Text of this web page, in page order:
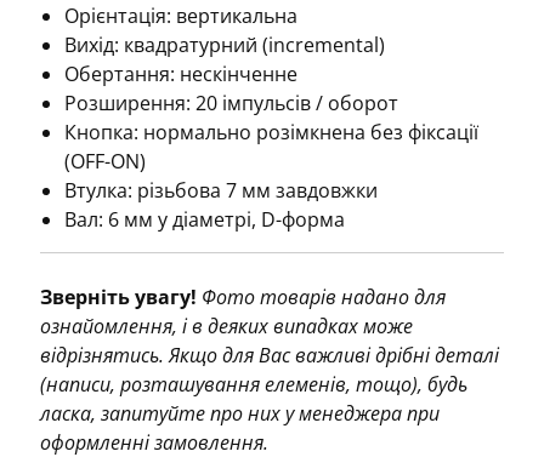
Орієнтація: вертикальна
Вихід: квадратурний (incremental)
Обертання: нескінченне
Розширення: 20 імпульсів / оборот
Кнопка: нормально розімкнена без фіксації
(OFF-ON)
Втулка: різьбова 7 мм завдовжки
Вал: 6 мм у діаметрі, D-форма
Зверніть увагу! Фото товарів надано для
ознайомлення, і в деяких випадках може
відрізнятись. Якщо для Вас важливі дрібні деталі
(написи, розташування елеменів, тощо), будь
ласка, запитуйте про них у менеджера при
оформленні замовлення.